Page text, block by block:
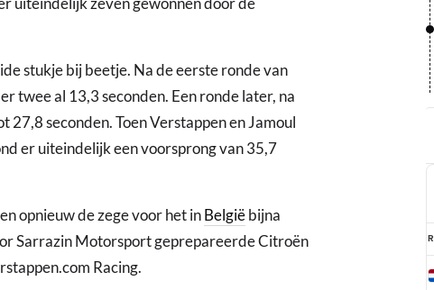
stukje bij beetje. Na de eerste ronde van
twee al 13,3 seconden. Een ronde later, na
seconden. Toen Verstappen en Jamoul
er uiteindelijk een voorsprong van 35,7
opnieuw de zege voor het inBelgiëbijna
Sarrazin Motorsport geprepareerde Citroën
Racing.